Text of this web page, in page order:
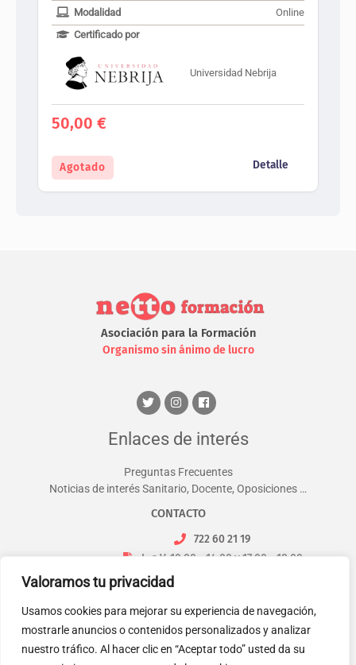
Valoramos tu privacidad
Usamos cookies para mejorar su experiencia de navegación,
mostrarle anuncios o contenidos personalizados y analizar
nuestro tráfico. Al hacer clic en “Aceptar todo” usted da su
Modalidad
Online
Certificado por
Universidad Nebrija
50,00 €
Agotado Detalle
Asociación para la Formación
Organismo sin ánimo de lucro
Enlaces de interés
Preguntas Frecuentes
Noticias de interés Sanitario, Docente, Oposiciones …
CONTACTO
722 60 21 19
L. a V. 10:00 - 14:00 y 17:00 - 18:00
info@nettoformacion.com